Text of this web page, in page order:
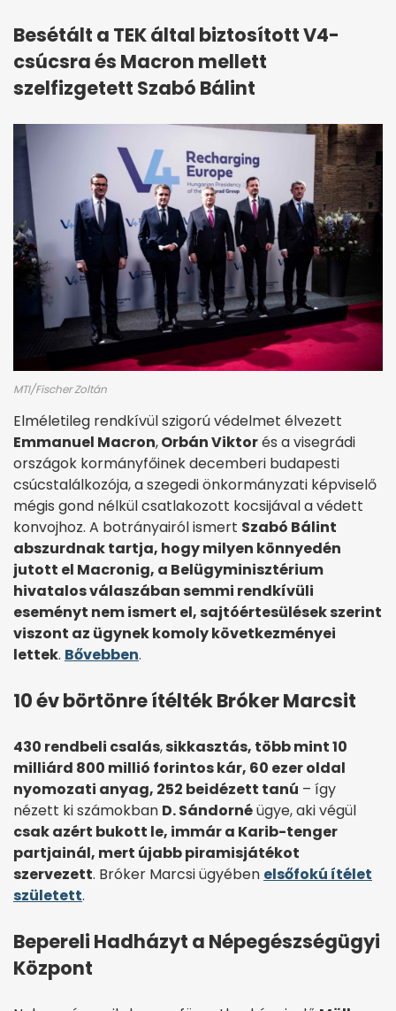
Besétált a TEK által biztosított V4-
csúcsra és Macron mellett
szelfizgetett Szabó Bálint
MTI/Fischer Zoltán
Elméletileg rendkívül szigorú védelmet élvezett
Emmanuel Macron,Orbán Viktorés a visegrádi
országok kormányfőinek decemberi budapesti
csúcstalálkozója, a szegedi önkormányzati képviselő
mégis gond nélkül csatlakozott kocsijával a védett
konvojhoz. A botrányairól ismert Szabó Bálint
abszurdnak tartja, hogy milyen könnyedén
jutott el Macronig, a Belügyminisztérium
hivatalos válaszában semmi rendkívüli
eseményt nem ismert el, sajtóértesülések szerint
viszont az ügynek komoly következményei
lettek. Bővebben.
10 év börtönre ítélték Bróker Marcsit
430 rendbeli csalás,sikkasztás, több mint 10
milliárd 800 millió forintos kár, 60 ezer oldal
nyomozati anyag, 252 beidézett tanú – így
nézett ki számokban D. Sándornéügye, aki végül
csak azért bukott le, immár a Karib-tenger
partjainál, mert újabb piramisjátékot
szervezett. Bróker Marcsi ügyében elsőfokú ítélet
született.
Bepereli Hadházyt a Népegészségügyi
Központ